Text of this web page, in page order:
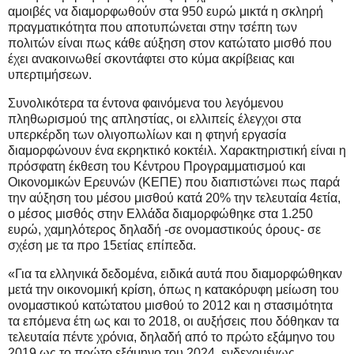
αμοιβές να διαμορφωθούν στα 950 ευρώ μικτά η σκληρή
πραγματικότητα που αποτυπώνεται στην τσέπη των
πολιτών είναι πως κάθε αύξηση στον κατώτατο μισθό που
έχει ανακοινωθεί σκοντάφτει στο κύμα ακρίβειας και
υπερτιμήσεων.
Συνολικότερα τα έντονα φαινόμενα του λεγόμενου
πληθωρισμού της απληστίας, οι ελλιπείς έλεγχοι στα
υπερκέρδη των ολιγοπωλίων και η φτηνή εργασία
διαμορφώνουν ένα εκρηκτικό κοκτέιλ. Χαρακτηριστική είναι η
πρόσφατη έκθεση του Κέντρου Προγραμματισμού και
Οικονομικών Ερευνών (ΚΕΠΕ) που διαπιστώνει πως παρά
την αύξηση του μέσου μισθού κατά 20% την τελευταία 4ετία,
ο μέσος μισθός στην Ελλάδα διαμορφώθηκε στα 1.250
ευρώ, χαμηλότερος δηλαδή -σε ονομαστικούς όρους- σε
σχέση με τα προ 15ετίας επίπεδα.
«Για τα ελληνικά δεδομένα, ειδικά αυτά που διαμορφώθηκαν
μετά την οικονομική κρίση, όπως η κατακόρυφη μείωση του
ονομαστικού κατώτατου μισθού το 2012 και η στασιμότητα
τα επόμενα έτη ως και το 2018, οι αυξήσεις που δόθηκαν τα
τελευταία πέντε χρόνια, δηλαδή από το πρώτο εξάμηνο του